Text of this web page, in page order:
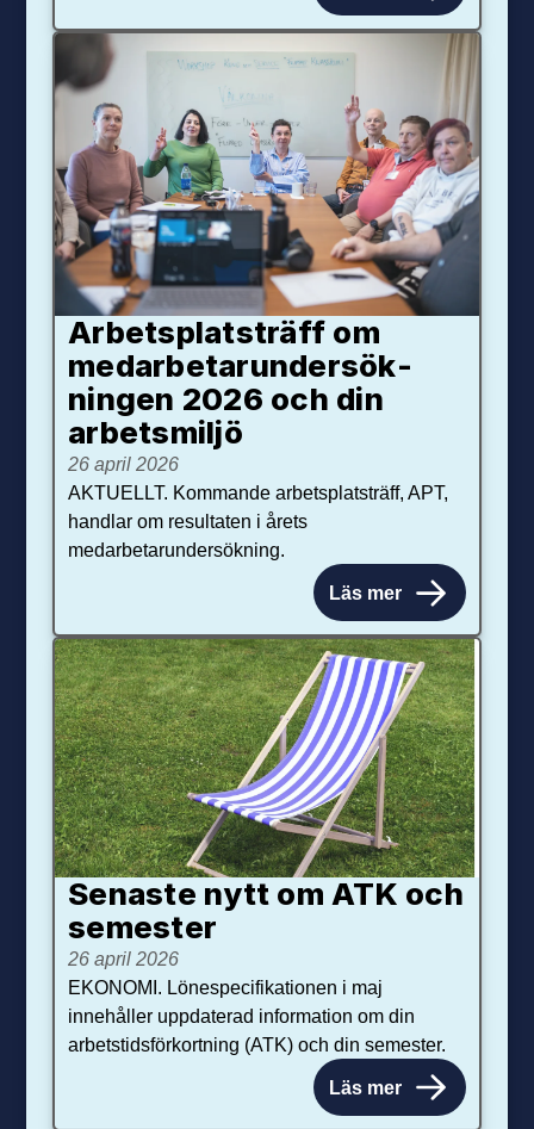
Arbetsplats­träff om
med­arbetar­under­sök­
ningen 2026 och din
arbets­miljö
26 april 2026
AKTUELLT. Kommande arbetsplatsträff, APT,
handlar om resultaten i årets
medarbetarundersökning.
Läs mer
Senaste nytt om ATK och
se­mester
26 april 2026
EKONOMI. Lönespecifikationen i maj
innehåller uppdaterad information om din
arbetstidsförkortning (ATK) och din semester.
Läs mer